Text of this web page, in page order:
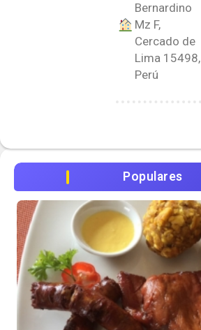
Bernardino
Mz F,
Cercado de
Lima 15498,
Perú
Populares